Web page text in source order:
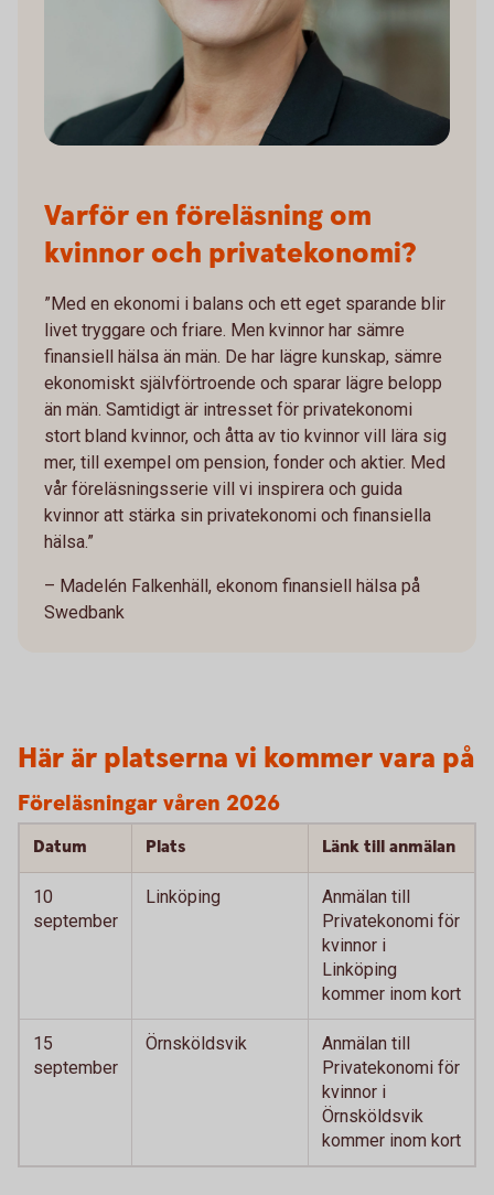
Varför en föreläsning om
kvinnor och privatekonomi?
”Med en ekonomi i balans och ett eget sparande blir
livet tryggare och friare. Men kvinnor har sämre
finansiell hälsa än män. De har lägre kunskap, sämre
ekonomiskt självförtroende och sparar lägre belopp
än män. Samtidigt är intresset för privatekonomi
stort bland kvinnor, och åtta av tio kvinnor vill lära sig
mer, till exempel om pension, fonder och aktier. Med
vår föreläsningsserie vill vi inspirera och guida
kvinnor att stärka sin privatekonomi och finansiella
hälsa.”
– Madelén Falkenhäll, ekonom finansiell hälsa på
Swedbank
Här är platserna vi kommer vara på
Föreläsningar våren 2026
Datum Plats Länk till anmälan
10
september
Linköping
Anmälan till
Privatekonomi för
kvinnor i
Linköping
kommer inom kort
15
september
Örnsköldsvik
Anmälan till
Privatekonomi för
kvinnor i
Örnsköldsvik
kommer inom kort